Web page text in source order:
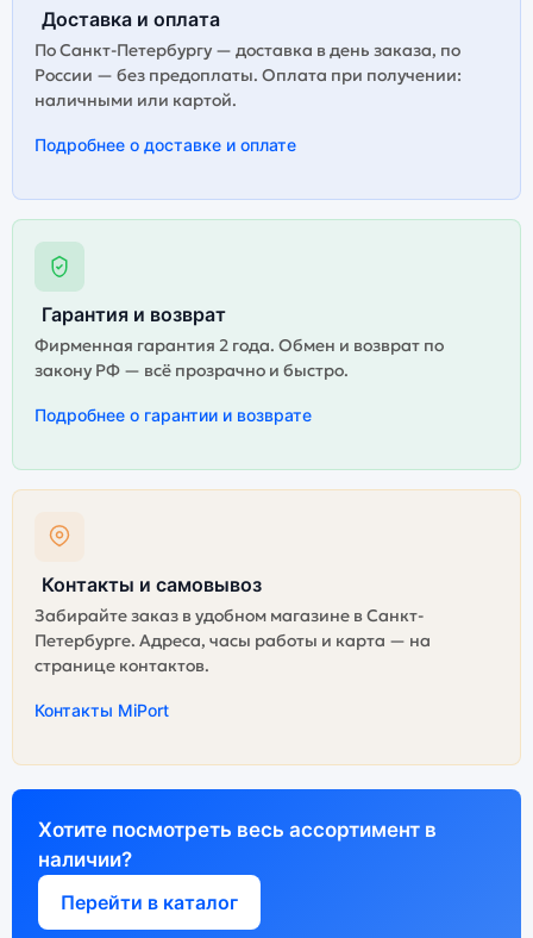
Доставка и оплата
По Санкт-Петербургу — доставка в день заказа, по
России — без предоплаты. Оплата при получении:
наличными или картой.
Подробнее о доставке и оплате
Гарантия и возврат
Фирменная гарантия 2 года. Обмен и возврат по
закону РФ — всё прозрачно и быстро.
Подробнее о гарантии и возврате
Контакты и самовывоз
Забирайте заказ в удобном магазине в Санкт-
Петербурге. Адреса, часы работы и карта — на
странице контактов.
Контакты MiPort
Хотите посмотреть весь ассортимент в
наличии?
Перейти в каталог